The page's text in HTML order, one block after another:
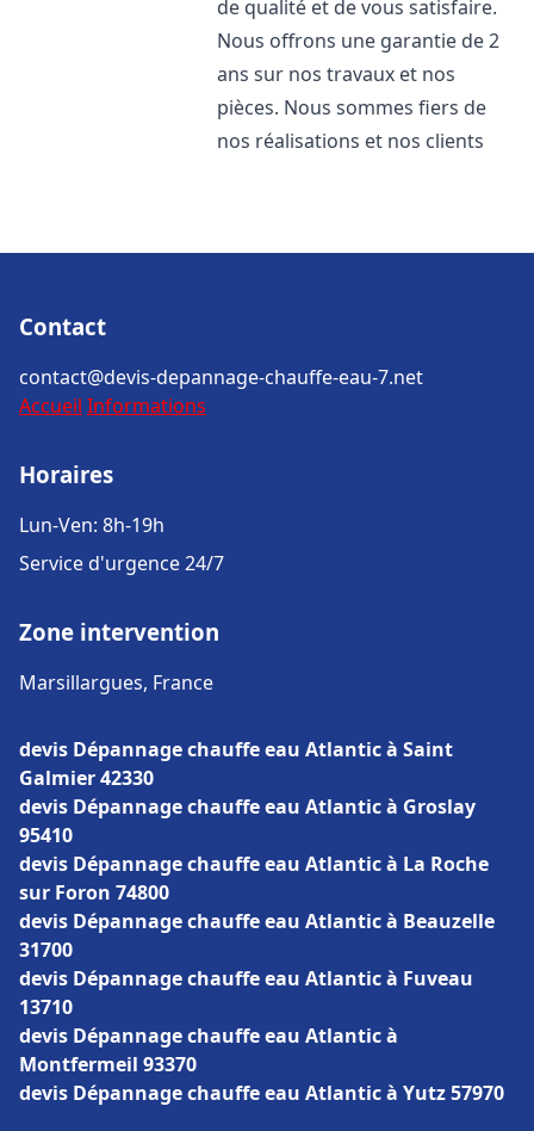
de qualité et de vous satisfaire.
Nous offrons une garantie de 2
ans sur nos travaux et nos
pièces. Nous sommes fiers de
nos réalisations et nos clients
Contact
contact@devis-depannage-chauffe-eau-7.net
Accueil Informations
Horaires
Lun-Ven: 8h-19h
Service d'urgence 24/7
Zone intervention
Marsillargues, France
devis Dépannage chauffe eau Atlantic à Saint
Galmier 42330
devis Dépannage chauffe eau Atlantic à Groslay
95410
devis Dépannage chauffe eau Atlantic à La Roche
sur Foron 74800
devis Dépannage chauffe eau Atlantic à Beauzelle
31700
devis Dépannage chauffe eau Atlantic à Fuveau
13710
devis Dépannage chauffe eau Atlantic à
Montfermeil 93370
devis Dépannage chauffe eau Atlantic à Yutz 57970